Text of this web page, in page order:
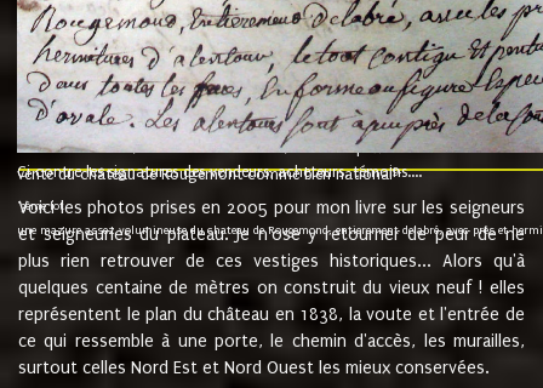
vend, purement simplement et irrevocablement a monseigneur monsieur
et chavannes conseiller du roy au parlement de Bourgogne, present et
que le dit seigneur Baron de la Vellière a sur ses hommes, indivisables et
de la Velliere tout ainsi et comme le dit seigneur Baron et ses
présent......"
suivent les rentes, donation des terriers, etc... au prix de 880 livre louis
Ci contre les signatures des vendeurs, acheteurs, témoins....
vente du château de Rougemont comme bien national9.
"3ème lot
une mazure assez volumineuse du chateau de Rougemond, entierement delabré, avec près et
Voici les photos prises en 2005 pour mon livre sur les seigneurs
et seigneuries du plateau. Je n'ose y retourner de peur de ne
plus rien retrouver de ces vestiges historiques... Alors qu'à
quelques centaine de mètres on construit du vieux neuf ! elles
représentent le plan du château en 1838, la voute et l'entrée de
ce qui ressemble à une porte, le chemin d'accès, les murailles,
surtout celles Nord Est et Nord Ouest les mieux conservées.